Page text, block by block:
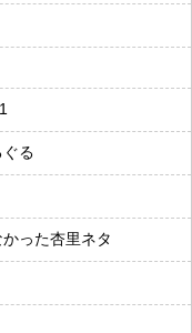
る
った杏里ネタ